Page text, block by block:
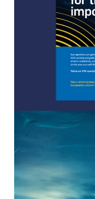
11+
14+